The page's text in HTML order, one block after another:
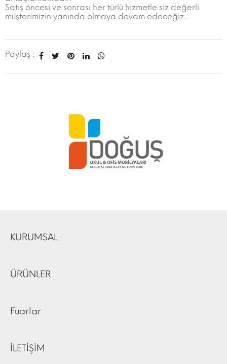
Satış öncesi ve sonrası her türlü hizmetle siz değerli
müşterimizin yanında olmaya devam edeceğiz...
Paylaş :
KURUMSAL
ÜRÜNLER
Fuarlar
İLETİŞİM